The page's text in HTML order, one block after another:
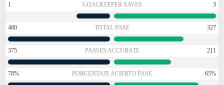
1 GOALKEEPER SAVES 3
480 TOTAL PASE 327
375 PASSES ACCURATE 211
78% PORCENTAJE ACIERTO PASE 65%